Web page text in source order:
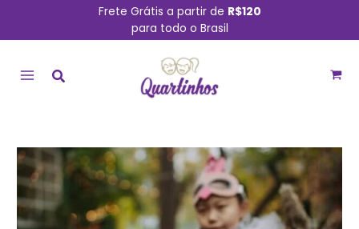
conteúdo
Frete Grátis a partir de R$120
para todo o Brasil
MENU